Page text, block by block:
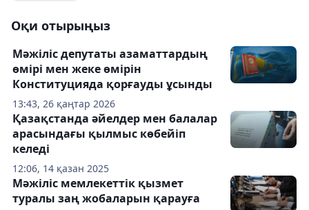
Оқи отырыңыз
13:43, 26 қаңтар 2026
Мәжіліс депутаты азаматтардың
өмірі мен жеке өмірін
Конституцияда қорғауды ұсынды
12:06, 14 қазан 2025
Қазақстанда әйелдер мен балалар
арасындағы қылмыс көбейіп
келеді
Мәжіліс мемлекеттік қызмет
туралы заң жобаларын қарауға